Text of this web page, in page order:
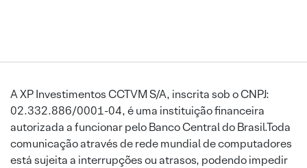
A XP Investimentos CCTVM S/A, inscrita sob o CNPJ:
02.332.886/0001-04, é uma instituição financeira
autorizada a funcionar pelo Banco Central do Brasil.Toda
comunicação através de rede mundial de computadores
está sujeita a interrupções ou atrasos, podendo impedir